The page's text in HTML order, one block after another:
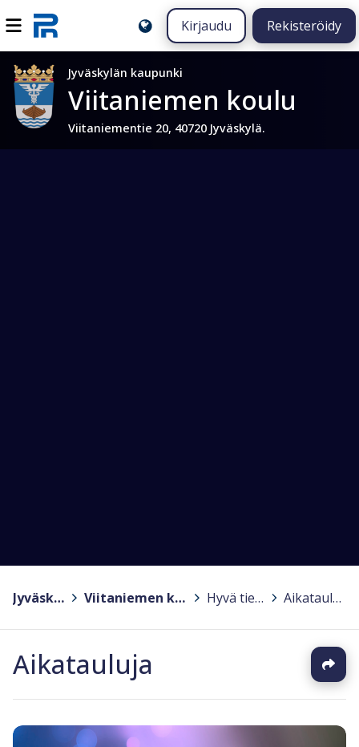
Kirjaudu Rekisteröidy
Jyväskylän kaupunki
Viitaniemen koulu
Viitaniementie 20, 40720 Jyväskylä.
Jyväskylä > Viitaniemen koulu Hyvä tietää > Aikatauluja
Aikatauluja